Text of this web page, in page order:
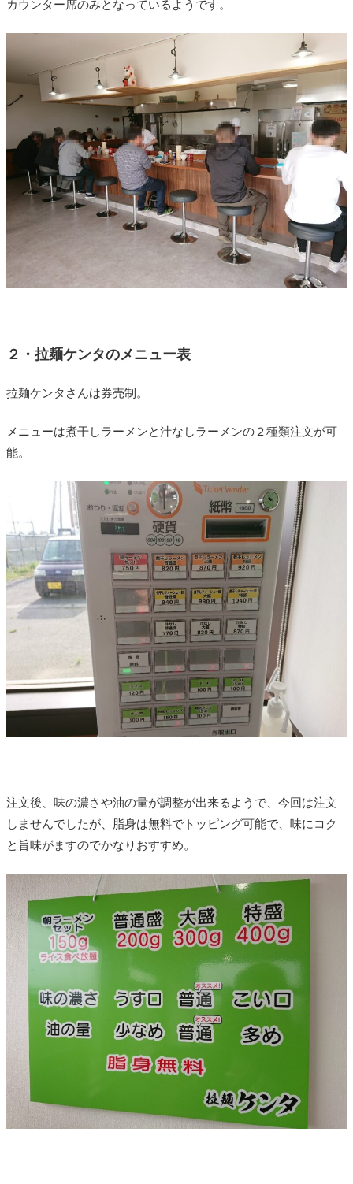
カウンター席のみとなっているようです。
２・拉麺ケンタのメニュー表
拉麺ケンタさんは券売制。
メニューは煮干しラーメンと汁なしラーメンの２種類注文が可
能。
注文後、味の濃さや油の量が調整が出来るようで、今回は注文
しませんでしたが、脂身は無料でトッピング可能で、味にコク
と旨味がますのでかなりおすすめ。